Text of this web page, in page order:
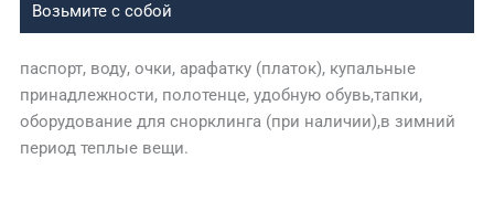
Возьмите с собой
паспорт, воду, очки, арафатку (платок), купальные
принадлежности, полотенце, удобную обувь,тапки,
оборудование для снорклинга (при наличии),в зимний
период теплые вещи.